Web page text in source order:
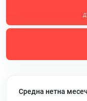
Средна нетна